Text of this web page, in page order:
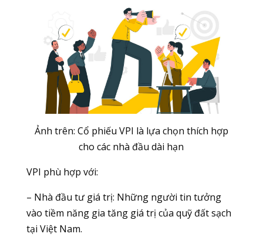
Ảnh trên: Cổ phiếu VPI là lựa chọn thích hợp
cho các nhà đầu dài hạn
VPI phù hợp với:
– Nhà đầu tư giá trị: Những người tin tưởng
vào tiềm năng gia tăng giá trị của quỹ đất sạch
tại Việt Nam.